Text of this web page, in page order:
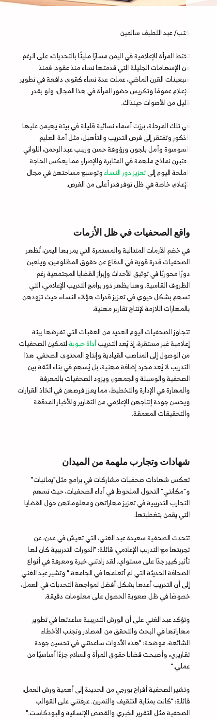
كتب/ عبد اللطيف سالمين
تختط المرأة الإعلامية في اليمن مسارًا مليئًا بالتحديات، على الرغم
من الإسهامات الجليلة التي قدمتها نساء منذ عقود. فمنذ
سبعينات القرن الماضي، عملت عدة نساء كقوى دافعة في تطوير
الإعلام عمومًا وتكريس حضور المرأة في هذا المجال، ولو بقدر
قليل من الأصوات حينذاك.
في تلك المرحلة، برزت أسماء نسائية قليلة في بيئة يهيمن عليها
الذكور وتفتقر إلى فرص التدريب والتأهيل، مثل أمة العليم
السوسوة وأمل بلجون ورؤوفة حسن وزينب عبد الرحمن، اللواتي
يعتبرن نماذج ملهمة في المثابرة والإصرار، مما يعكس الحاجة
الملحة اليوم إلىتعزيز دور النساءوتوسيع مساحتهن في مجال
الإعلام، خاصة في ظل توفر قدر أعلى من الفرص.
واقع الصحفيات في ظل الأزمات
في خضم الأزمات المتتالية والمستمرة التي يمر بها اليمن، تُظهر
الصحفيات قدرة قوية في الدفاع عن حقوق المظلومين، ويلعبن
دورًا محوريًا في توثيق الأحداث وإبراز القضايا المجتمعية رغم
الظروف القاسية. وهنا يظهر دور برامج التدريب الإعلامي، التي
تسهم بشكل حيوي في تعزيز قدرات هؤلاء النساء، حيث تزودهن
بالمهارات اللازمة لإنتاج تقارير مهنية.
تتجاوز الصحفيات اليوم العديد من العقبات التي تفرضها بيئة
إعلامية غير مستقرة، إذ يُعد التدريبأداة حيويةلتمكين الصحفيات
من الوصول إلى المناصب القيادية وإنتاج المحتوى الصحفي. هذا
التدريب لا يُعد مجرد إضافة مهنية، بل يُسهم في بناء الثقة بين
الصحفية والوسيلة والجمهور، ويزود الصحفيات بالمعرفة
والمهارة في الإدارة والتخطيط، مما يعزز فرصهن في اتخاذ القرارات
ويحسن جودة إنتاجهن الإعلامي من التقارير والأخبار المدققة
والتحقيقات المعمقة.
شهادات وتجارب ملهمة من الميدان
تعكس شهادات صحفيات مشاركات في برامج مثل"يمانيات"
و"مكانتي" التحول الملحوظ في أداء الصحفيات، حيث تسهم
التجارب التدريبية في تعزيز مهاراتهن ومعلوماتهن حول القضايا
التي يقمن بتغطيتها.
تتحدث الصحفية سعيدة عبد الغني، التي تعيش في عدن، عن
تجربتها مع التدريب الإعلامي، قائلة: "الدورات التدريبية كان لها
تأثير كبير جدًا على مستواي. لقد زادتني خبرة ومعرفة في أنواع
الصحافة الحديثة التي لم أتعلمها في الجامعة." وتشير عبد الغني
إلى أن التدريب أعدها بشكل أفضل لمواجهة التحديات في العمل،
خصوصًا في ظل صعوبة الحصول على معلومات دقيقة.
وتؤكد عبد الغني على أن الورش التدريبية ساعدتها في تطوير
مهاراتها في البحث والتحقق من المصادر وتجنب الأخطاء
الشائعة، موضحة: "هذه الأدوات ساعدتني في تحسين جودة
تقاريري، وأصبحت قضايا حقوق المرأة والسلام جزءًا أساسيًا من
عملي."
وتشير الصحفية أفراح بورجي من الحديدة إلى أهمية ورش العمل،
قائلة: "كانت بمثابة التثقيف والتمرين. عرفتني على القوالب
الصحفية مثل التقرير الخبري والقصص الإنسانية والبودكاست."